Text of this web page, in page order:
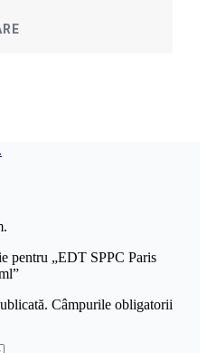
pentru „EDT SPPC Paris
Câmpurile obligatorii